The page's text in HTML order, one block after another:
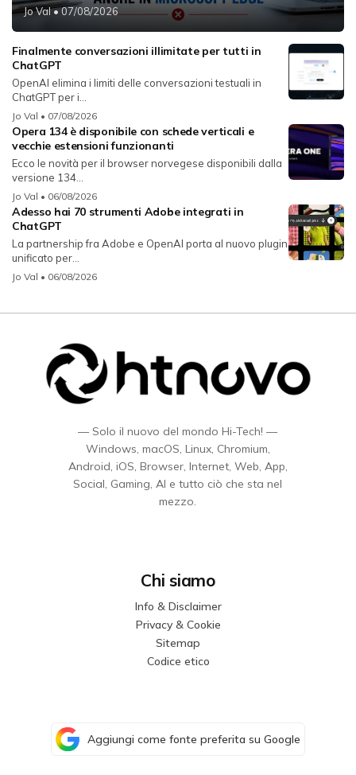
Jo Val• 07/08/2026
Finalmente conversazioni illimitate per tutti in
ChatGPT
OpenAI elimina i limiti delle conversazioni testuali in
ChatGPT per i...
Jo Val • 07/08/2026
Opera 134 è disponibile con schede verticali e
vecchie estensioni funzionanti
Ecco le novità per il browser norvegese disponibili dalla
versione 134...
Jo Val • 06/08/2026
Adesso hai 70 strumenti Adobe integrati in
ChatGPT
La partnership fra Adobe e OpenAI porta al nuovo plugin
unificato per...
Jo Val • 06/08/2026
— Solo il nuovo del mondo Hi-Tech! —
Windows, macOS, Linux, Chromium,
Android, iOS, Browser, Internet, Web, App,
Social, Gaming, AI e tutto ciò che sta nel
mezzo.
Chi siamo
Info & Disclaimer
Privacy & Cookie
Sitemap
Codice etico
Aggiungi come fonte preferita su Google